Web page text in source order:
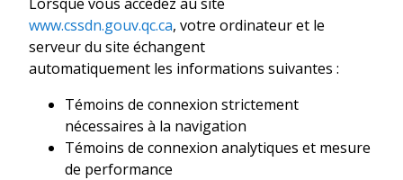
www.cssdn.gouv.qc.ca, votre ordinateur et le
serveur du site échangent
automatiquement les informations suivantes :
Témoins de connexion strictement
nécessaires à la navigation
Témoins de connexion analytiques et mesure
de performance